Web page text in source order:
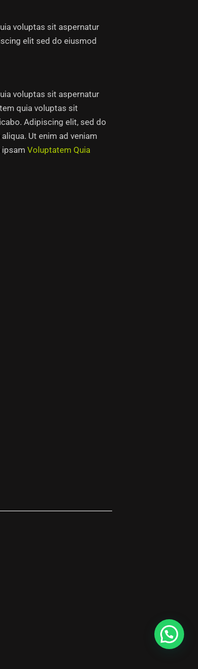
voluptas sit aspernatur
elit sed do eiusmod
voluptas sit aspernatur
quia voluptas sit
Adipiscing elit, sed do
Ut enim ad veniam
ipsamVoluptatem Quia